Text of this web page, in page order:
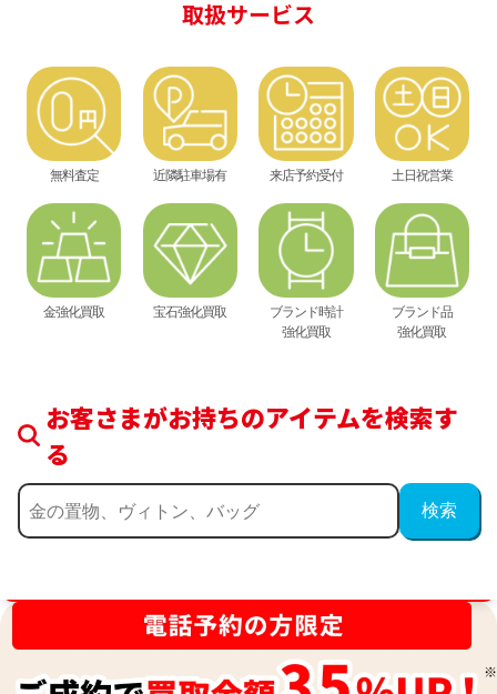
取扱サービス
無料査定 近隣駐車場有 来店予約受付 土日祝営業
金強化買取 宝石強化買取
ブランド時計
強化買取
ブランド品
強化買取
お客さまがお持ちのアイテムを検索す
る